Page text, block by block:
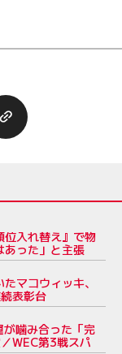
位入れ替え』で物
あった」と主張
マコウィッキ、
表彰台
噛み合った「完
WEC第3戦スパ